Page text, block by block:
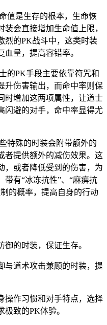
值是生存的根本，生命恢
会直接增加生命值上限，
烈的PK战斗中，这类时装
量，提高容错率。
的PK手段主要依靠符咒和
升伤害输出，而命中率则保
时增加这两项属性，让道士
闪避的对手，命中率显得尤
特殊的时装会附带额外的
者提供额外的减伤效果。这
，或者降低受到的伤害，为
有“冰冻抗性”、“麻痹抗
的概率，提高自身的行动
的时装，保证生存。
与道术攻击兼顾的时装，提
操作习惯和对手特点，选择
致的PK体验。